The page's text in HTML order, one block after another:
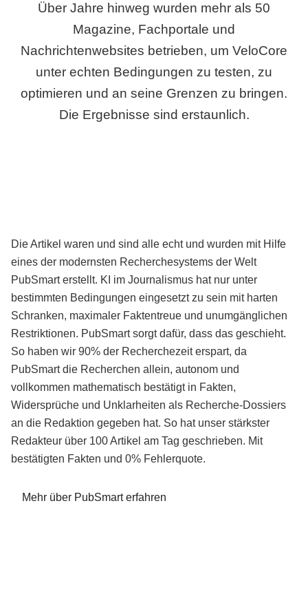
Über Jahre hinweg wurden mehr als 50
Magazine, Fachportale und
Nachrichtenwebsites betrieben, um VeloCore
unter echten Bedingungen zu testen, zu
optimieren und an seine Grenzen zu bringen.
Die Ergebnisse sind erstaunlich.
Die Artikel waren und sind alle echt und wurden mit Hilfe
eines der modernsten Recherchesystems der Welt
PubSmart erstellt. KI im Journalismus hat nur unter
bestimmten Bedingungen eingesetzt zu sein mit harten
Schranken, maximaler Faktentreue und unumgänglichen
Restriktionen. PubSmart sorgt dafür, dass das geschieht.
So haben wir 90% der Recherchezeit erspart, da
PubSmart die Recherchen allein, autonom und
vollkommen mathematisch bestätigt in Fakten,
Widersprüche und Unklarheiten als Recherche-Dossiers
an die Redaktion gegeben hat. So hat unser stärkster
Redakteur über 100 Artikel am Tag geschrieben. Mit
bestätigten Fakten und 0% Fehlerquote.
Mehr über PubSmart erfahren